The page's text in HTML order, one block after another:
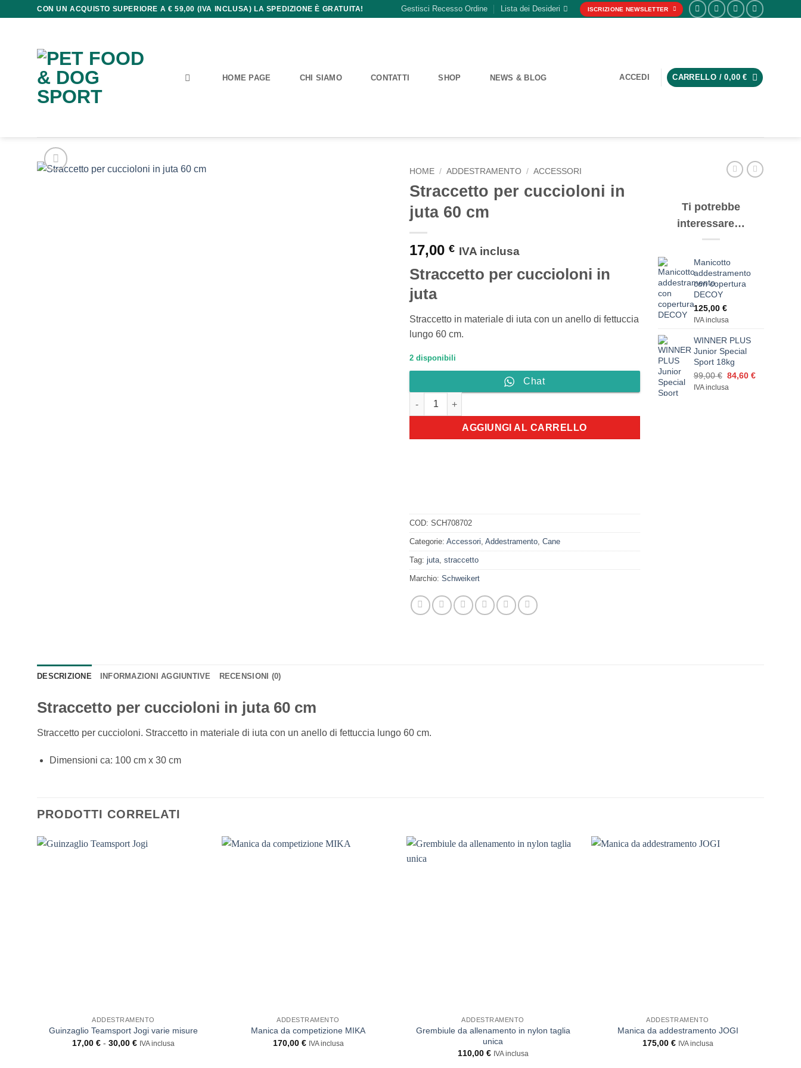
CON UN ACQUISTO SUPERIORE A € 59,00 (IVA INCLUSA) LA SPEDIZIONE È GRATUITA! Gestisci Recesso Ordine Lista dei Desideri ISCRIZIONE NEWSLETTER
HOME PAGE CHI SIAMO CONTATTI SHOP NEWS & BLOG ACCEDI CARRELLO /0,00€
HOME / ADDESTRAMENTO / ACCESSORI
Straccetto per cuccioloni in
juta 60 cm
17,00 € IVA inclusa
Straccetto per cuccioloni in
juta
Straccetto in materiale di iuta con un anello di fettuccia
lungo 60 cm.
2 disponibili
Chat
Straccetto per cuccioloni in juta 60 cm quantità
AGGIUNGI AL CARRELLO
COD: SCH708702
Categorie: Accessori, Addestramento, Cane
Tag: juta, straccetto
Marchio: Schweikert
Ti potrebbe
interessare…
Manicotto
addestramento
con copertura
DECOY
125,00 €
IVA inclusa
WINNER PLUS
Junior Special
Sport 18kg
99,00€ Il
prezzo
84,60 €Il
IVA inclusa
DESCRIZIONE INFORMAZIONI AGGIUNTIVE RECENSIONI (0)
Straccetto per cuccioloni in juta 60 cm
Straccetto per cuccioloni. Straccetto in materiale di iuta con un anello di fettuccia lungo 60 cm.
Dimensioni ca: 100 cm x 30 cm
PRODOTTI CORRELATI
ADDESTRAMENTO
Guinzaglio Teamsport Jogi varie misure
17,00 € - 30,00 €Fascia
IVA inclusa
ADDESTRAMENTO
Manica da competizione MIKA
170,00 € IVA inclusa
ADDESTRAMENTO
Grembiule da allenamento in nylon taglia
unica
110,00 € IVA inclusa
ADDESTRAMENTO
Manica da addestramento JOGI
175,00 € IVA inclusa